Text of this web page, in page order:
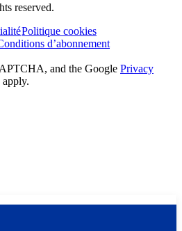
reserved.
Politique cookies
d’abonnement
and the Google Privacy
apply.